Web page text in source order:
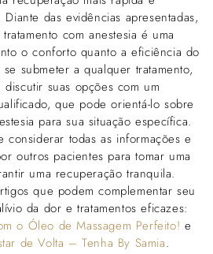
das evidências apresentadas,
com anestesia é uma
o conforto quanto a eficiência do
submeter a qualquer tratamento,
suas opções com um
que pode orientá-lo sobre
para sua situação específica.
considerar todas as informações e
outros pacientes para tomar uma
uma recuperação tranquila.
que podem complementar seu
da dor e tratamentos eficazes:
o Óleo de Massagem Perfeito! e
de Volta – Tenha By Samia.